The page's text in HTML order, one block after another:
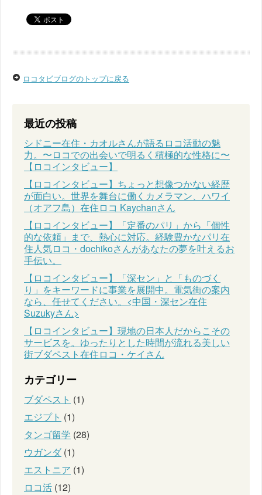
ロコタビブログのトップに戻る
最近の投稿
シドニー在住・カオルさんが語るロコ活動の魅
力。〜ロコでの出会いで明るく積極的な性格に〜
【ロコインタビュー】
【ロコインタビュー】ちょっと想像つかない経歴
が面白い。世界を舞台に働くカメラマン、ハワイ
（オアフ島）在住ロコ Kaychanさん
【ロコインタビュー】「定番のパリ」から「個性
的な依頼」まで、熱心に対応。経験豊かなパリ在
住人気ロコ・dochikoさんがあなたの夢を叶えるお
手伝い。
【ロコインタビュー】「深セン」と「ものづく
り」をキーワードに事業を展開中。電気街の案内
なら、任せてください。<中国・深セン在住
Suzukyさん>
【ロコインタビュー】現地の日本人だからこその
サービスを。ゆったりとした時間が流れる美しい
街ブダペスト在住ロコ・ケイさん
カテゴリー
ブダペスト (1)
エジプト (1)
タンゴ留学 (28)
ウガンダ(1)
エストニア (1)
ロコ活 (12)